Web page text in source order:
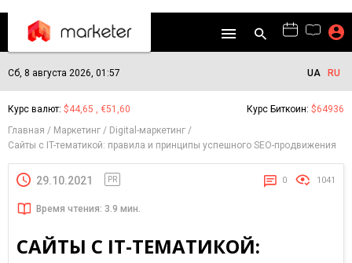
Сб, 8 августа 2026, 01:57 UA RU
Курс валют: $44,65 , €51,60 Курс Биткоин: $64936
Главная
Маркетинг
Digital-маркетинг
Сайты с IT-тематикой: правила и принципы успешного SEO-продвижения
29.10.2021 PR 0 1041
Время чтения: 3.9 мин.
САЙТЫ С IT-ТЕМАТИКОЙ: